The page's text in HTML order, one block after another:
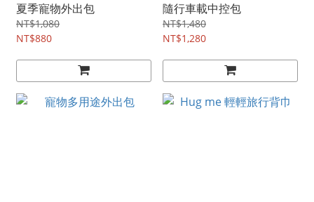
夏季寵物外出包
NT$1,080
NT$880
隨行車載中控包
NT$1,480
NT$1,280